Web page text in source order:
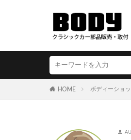
HOME ボディーショ